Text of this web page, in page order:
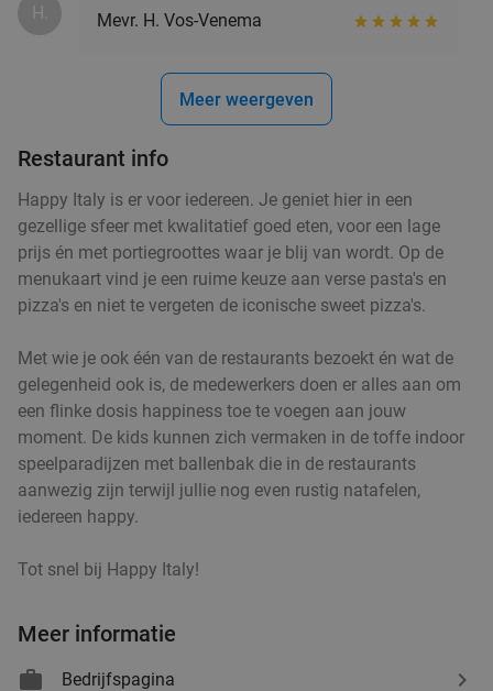
H. Mevr. H. Vos-Venema
Meer weergeven
Restaurant info
Happy Italy is er voor iedereen. Je geniet hier in een
gezellige sfeer met kwalitatief goed eten, voor een lage
prijs én met portiegroottes waar je blij van wordt. Op de
menukaart vind je een ruime keuze aan verse pasta's en
pizza's en niet te vergeten de iconische sweet pizza's.
Met wie je ook één van de restaurants bezoekt én wat de
gelegenheid ook is, de medewerkers doen er alles aan om
een flinke dosis happiness toe te voegen aan jouw
moment. De kids kunnen zich vermaken in de toffe indoor
speelparadijzen met ballenbak die in de restaurants
aanwezig zijn terwijl jullie nog even rustig natafelen,
iedereen happy.
Tot snel bij Happy Italy!
Meer informatie
Bedrijfspagina